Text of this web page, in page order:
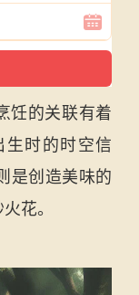
饪的关联有着
时的时空信
是创造美味的
花。